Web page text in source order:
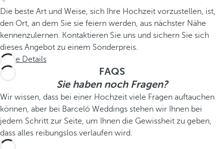
Die beste Art und Weise, sich Ihre Hochzeit vorzustellen, ist,
den Ort, an dem Sie sie feiern werden, aus nächster Nähe
kennenzulernen. Kontaktieren Sie uns und sichern Sie sich
dieses Angebot zu einem Sonderpreis.
Siehe Details
FAQS
Sie haben noch Fragen?
Wir wissen, dass bei einer Hochzeit viele Fragen auftauchen
können, aber bei Barceló Weddings stehen wir Ihnen bei
jedem Schritt zur Seite, um Ihnen die Gewissheit zu geben,
dass alles reibungslos verlaufen wird.